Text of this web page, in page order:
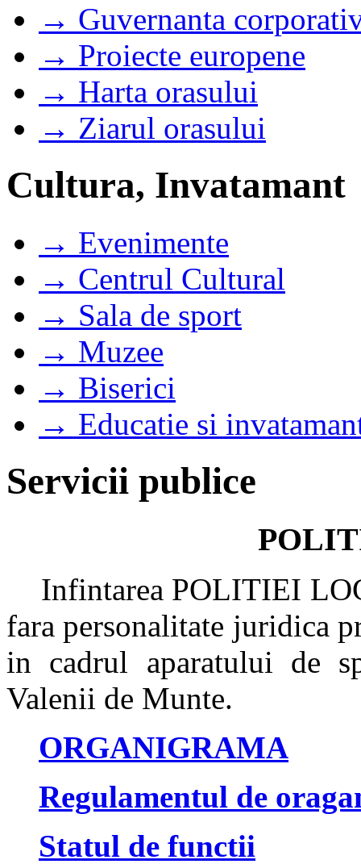
→ Guvernanta
→ Proiecte europene
→ Harta orasului
→ Ziarul orasului
Cultura, Invatamant
→ Evenimente
→ Centrul Cultural
→ Sala de sport
→ Muzee
→ Biserici
→ Educatie si
Servicii publice
Infintarea POLITIEI
fara personalitate juridica
in cadrul aparatului de
Valenii de Munte.
ORGANIGRAMA
Regulamentul de
Statul de functii